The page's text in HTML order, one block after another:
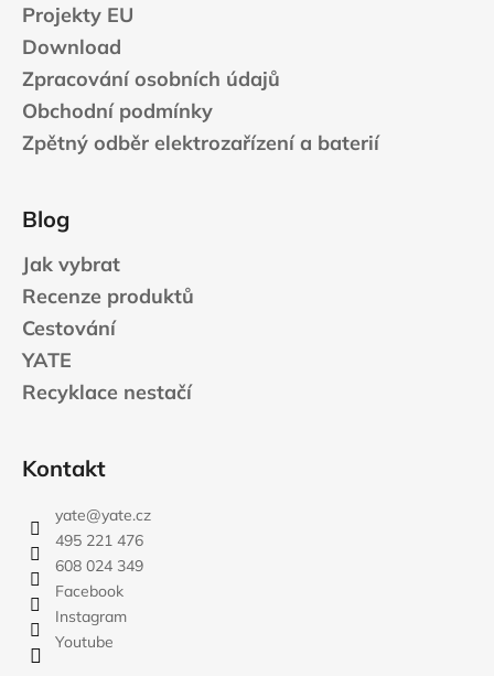
Projekty EU
Download
Zpracování osobních údajů
Obchodní podmínky
Zpětný odběr elektrozařízení a baterií
Blog
Jak vybrat
Recenze produktů
Cestování
YATE
Recyklace nestačí
Kontakt
yate@yate.cz
495 221 476
608 024 349
Facebook
Instagram
Youtube